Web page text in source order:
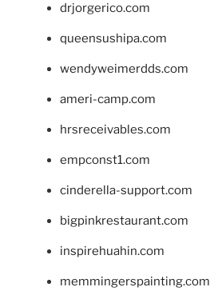
drjorgerico.com
queensushipa.com
wendyweimerdds.com
ameri-camp.com
hrsreceivables.com
empconst1.com
cinderella-support.com
bigpinkrestaurant.com
inspirehuahin.com
memmingerspainting.com